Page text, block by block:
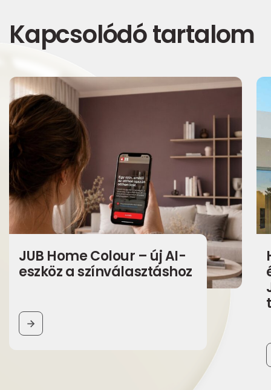
Kapcsolódó tartalom
JUB Home Colour – új AI-
eszköz a színválasztáshoz
BUTTON